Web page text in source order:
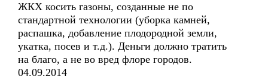
ЖКХ косить газоны, созданные не по
стандартной технологии (уборка камней,
распашка, добавление плодородной земли,
укатка, посев и т.д.). Деньги должно тратить
на благо, а не во вред флоре городов.
04.09.2014